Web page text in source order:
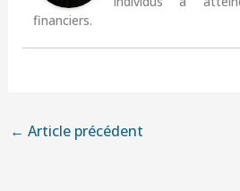
financiers.
← Article précédent